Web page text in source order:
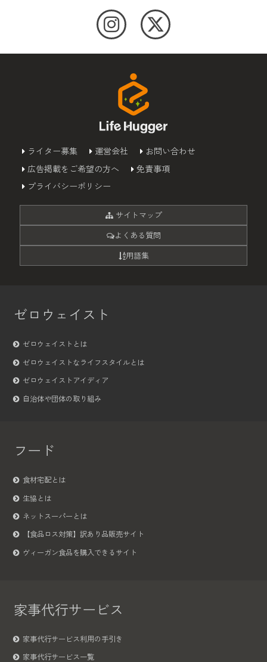
ライター募集 運営会社
お問い合わせ
広告掲載をご希望の方へ
免責事項
プライバシーポリシー
サイトマップ
よくある質問
用語集
ゼロウェイスト
ゼロウェイストとは
ゼロウェイストなライフスタイルとは
ゼロウェイストアイディア
自治体や団体の取り組み
フード
食材宅配とは
生協とは
ネットスーパーとは
【食品ロス対策】訳あり品販売サイト
ヴィーガン食品を購入できるサイト
家事代行サービス
家事代行サービス利用の手引き
家事代行サービス一覧